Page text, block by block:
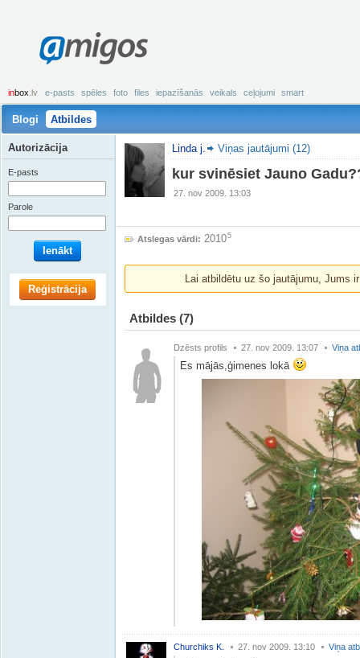
amigos
inbox .lv e-pasts spēles foto files iepazīšanās veikals ceļojumi smart
Blogi Atbildes
Linda j. Viņas jautājumi (12)
kur svinēsiet Jauno
27. nov 2009. 13:03
Atslegas vārdi: 20105
Lai atbildētu uz šo jautājumu, Jums
Atbildes (7)
Dzēsts profils 27. nov 2009. 13:07 Viņa
Es mājās,ģimenes lokā
Churchiks K. 27. nov 2009. 13:10 Viņa
Autorizācija
E-pasts
Parole
Ienākt
Reģistrācija